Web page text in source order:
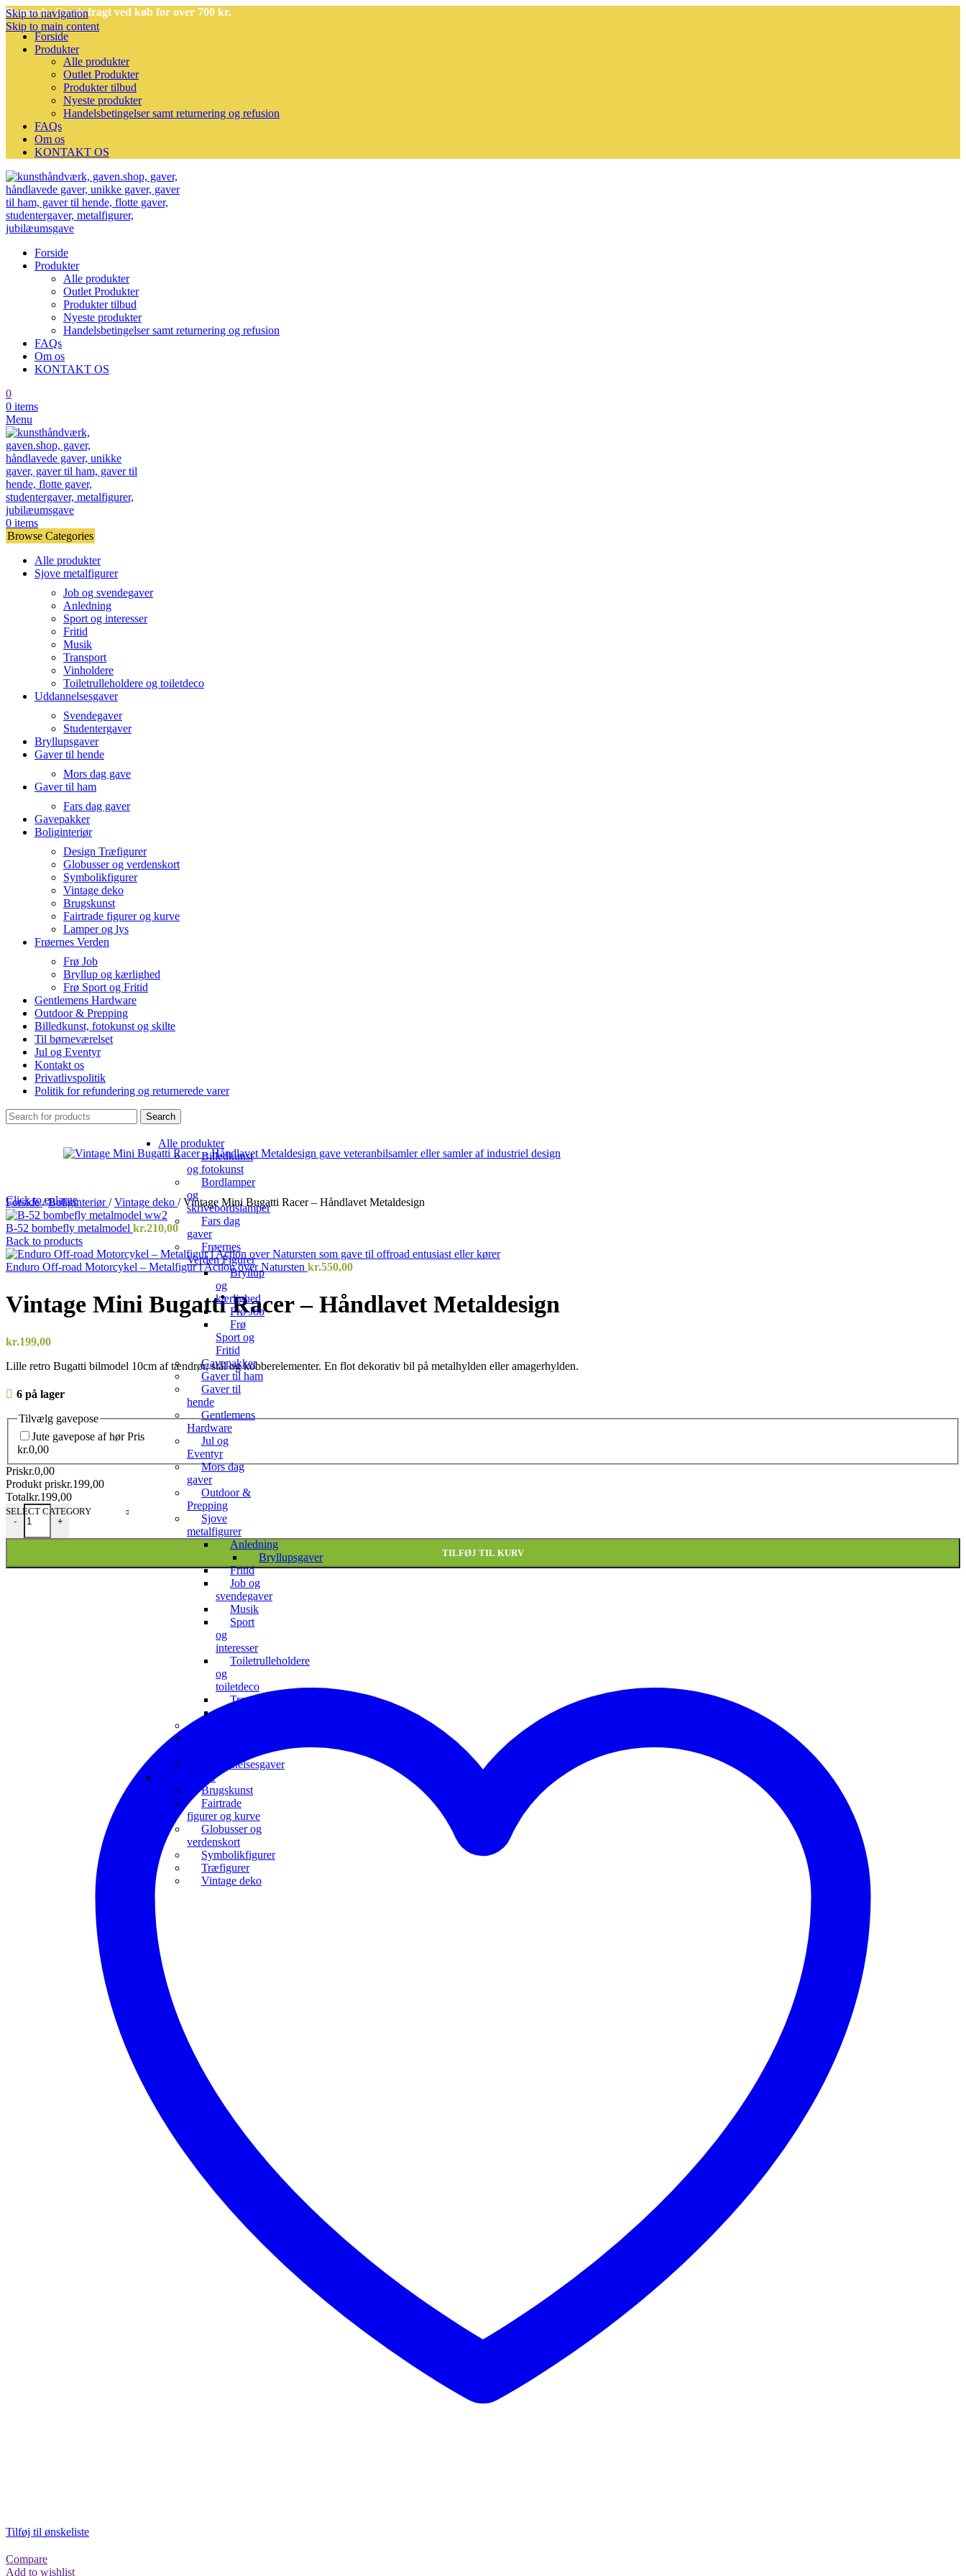
Skip to navigation
Skip to main content
Bemærk: Gratis fragt ved køb for over 700 kr.
Forside
Produkter
Alle produkter
Outlet Produkter
Produkter tilbud
Nyeste produkter
Handelsbetingelser samt returnering og refusion
FAQs
Om os
KONTAKT OS
Forside
Produkter
Alle produkter
Outlet Produkter
Produkter tilbud
Nyeste produkter
Handelsbetingelser samt returnering og refusion
FAQs
Om os
KONTAKT OS
0
0 items
Menu
0 items
Browse Categories
Alle produkter
Sjove metalfigurer
Job og svendegaver
Anledning
Sport og interesser
Fritid
Musik
Transport
Vinholdere
Toiletrulleholdere og toiletdeco
Uddannelsesgaver
Svendegaver
Studentergaver
Bryllupsgaver
Gaver til hende
Mors dag gave
Gaver til ham
Fars dag gaver
Gavepakker
Boliginteriør
Design Træfigurer
Globusser og verdenskort
Symbolikfigurer
Vintage deko
Brugskunst
Fairtrade figurer og kurve
Lamper og lys
Frøernes Verden
Frø Job
Bryllup og kærlighed
Frø Sport og Fritid
Gentlemens Hardware
Outdoor & Prepping
Billedkunst, fotokunst og skilte
Til børneværelset
Jul og Eventyr
Kontakt os
Privatlivspolitik
Politik for refundering og returnerede varer
SELECT CATEGORY
Alle produkter
Billedkunst
og fotokunst
Bordlamper
og
skrivebordslamper
Fars dag
gaver
Frøernes
Verden Figurer
Bryllup
og
kærlighed
Frø Job
Frø
Sport og
Fritid
Gavepakker
Gaver til ham
Gaver til
hende
Gentlemens
Hardware
Jul og
Eventyr
Mors dag
gaver
Outdoor &
Prepping
Sjove
metalfigurer
Anledning
Bryllupsgaver
Fritid
Job og
svendegaver
Musik
Sport
og
interesser
Toiletrulleholdere
og
toiletdeco
Transport
Uddannelsesgaver
Boliginteriør
Brugskunst
Fairtrade
figurer og kurve
Globusser og
verdenskort
Symbolikfigurer
Træfigurer
Vintage deko
Search
Click to enlarge
Forside/ Boliginteriør/ Vintage deko / Vintage Mini Bugatti Racer – Håndlavet Metaldesign
B-52 bombefly metalmodel kr.210,00
Back to products
Enduro Off-road Motorcykel – Metalfigur i Action over Natursten kr.550,00
Vintage Mini Bugatti Racer – Håndlavet Metaldesign
kr.199,00
Lille retro Bugatti bilmodel 10cm af tændrør, stål og kobberelementer. En flot dekorativ bil på metalhylden eller amagerhylden.
6 på lager
Tilvælg gavepose
Jute gavepose af hørPris
kr.0,00
Priskr.0,00
Produkt priskr.199,00
Totalkr.199,00
-
Vintage Mini Bugatti Racer – Håndlavet Metaldesign antal
+
TILFØJ TIL KURV
Tilføj til ønskeliste
Compare
Add to wishlist